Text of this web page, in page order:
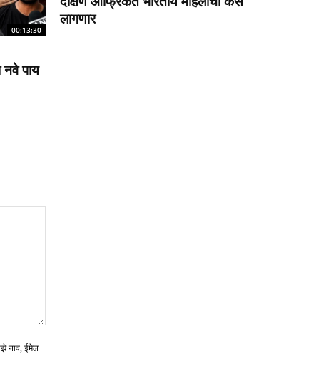
00:13:30
नवे पाय
नाव, ईमेल
लागणार